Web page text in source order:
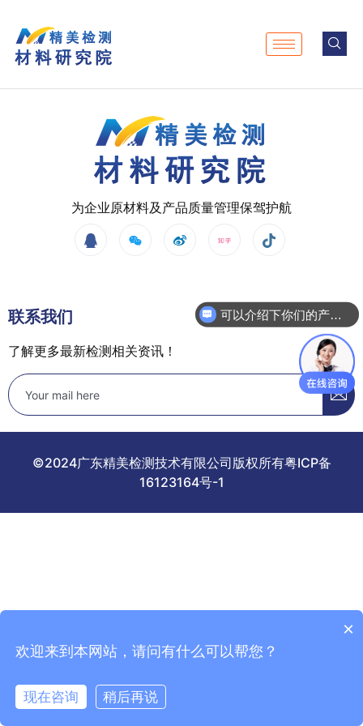
为企业原材料及产品质量管理保驾护航
联系我们
了解更多最新检测相关资讯！
©2024广东精美检测技术有限公司版权所有粤ICP备
16123164号-1
可以介绍下你们的产品么
×
欢迎来到本网站，请问有什么可以帮您？
现在咨询 稍后再说
在线咨询